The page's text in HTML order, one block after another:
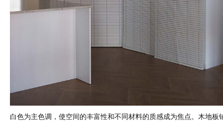
白色为主色调，使空间的丰富性和不同材料的质感成为焦点。木地板